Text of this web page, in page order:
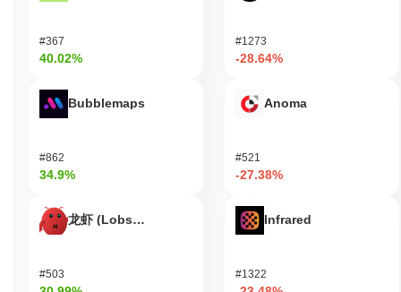
lungo termine. Come molte criptovalute, esiste un rischio
intrinseco di rug pull e problemi legali che potrebbero influenzare
I like my sootcase (SOOTCASE) FAQ –
Dove posso acquistare I like my sootcase
I like my sootcase (SOOTCASE) è ampiamente disponibile sugli
Qual è l'attuale volume di trading giornaliero di I
#367
40.02%
Bubblemaps
#862
34.9%
龙虾 (Lobster)
#503
#1273
-28.64%
Anoma
#521
-27.38%
Infrared
#1322